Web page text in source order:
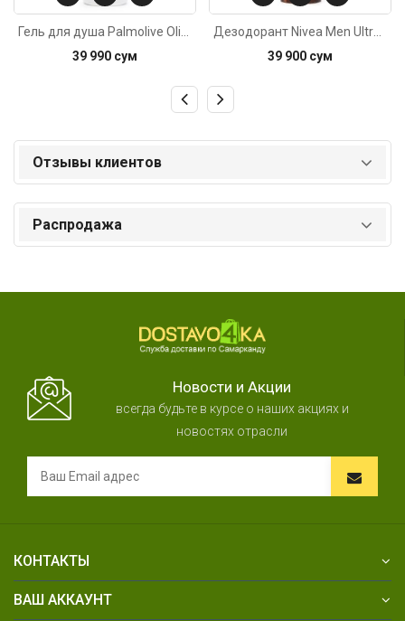
39 990 сум
39 900 сум
Отзывы клиентов
Распродажа
Новости и Акции
всегда будьте в курсе о наших акциях и
новостях отрасли
КОНТАКТЫ
ВАШ АККАУНТ